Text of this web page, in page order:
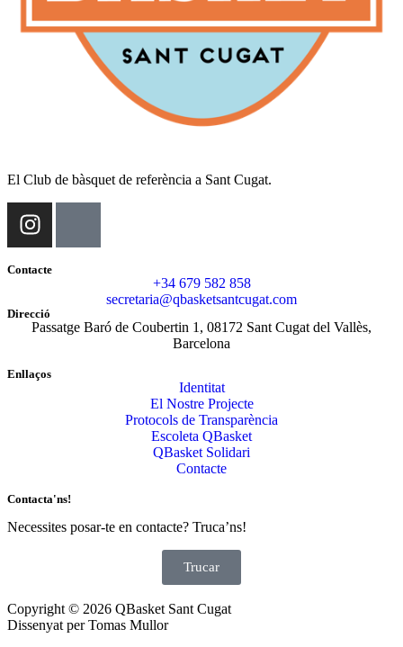
El Club de bàsquet de referència a Sant Cugat.
Contacte
+34 679 582 858
secretaria@qbasketsantcugat.com
Direcció
Passatge Baró de Coubertin 1, 08172 Sant Cugat del Vallès,
Barcelona
Enllaços
Identitat
El Nostre Projecte
Protocols de Transparència
Escoleta QBasket
QBasket Solidari
Contacte
Contacta'ns!
Necessites posar-te en contacte? Truca’ns!
Trucar
Copyright © 2026 QBasket Sant Cugat
Dissenyat per Tomas Mullor